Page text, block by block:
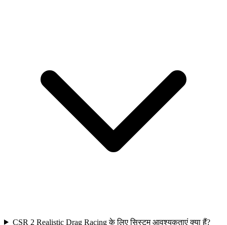
CSR 2 Realistic Drag Racing के लिए सिस्टम आवश्यकताएं क्या हैं?